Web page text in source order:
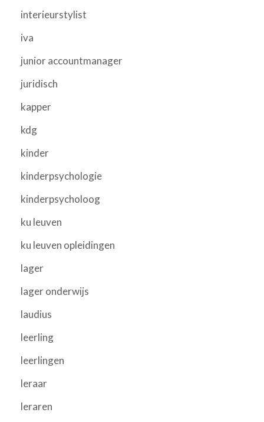
interieurstylist
iva
junior accountmanager
juridisch
kapper
kdg
kinder
kinderpsychologie
kinderpsycholoog
ku leuven
ku leuven opleidingen
lager
lager onderwijs
laudius
leerling
leerlingen
leraar
leraren